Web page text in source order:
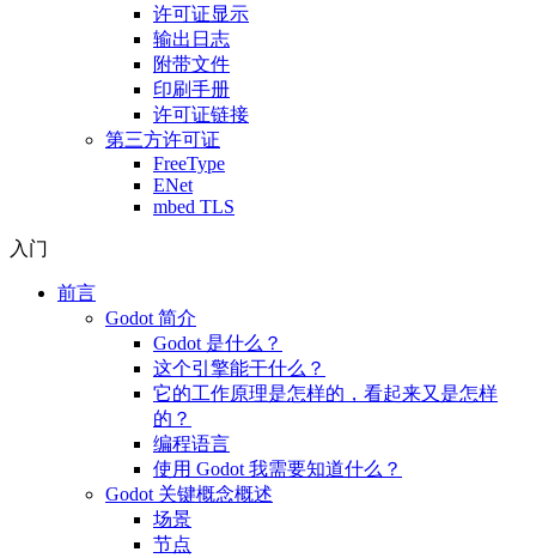
许可证显示
输出日志
附带文件
印刷手册
许可证链接
第三方许可证
FreeType
ENet
mbed TLS
入门
前言
Godot 简介
Godot 是什么？
这个引擎能干什么？
它的工作原理是怎样的，看起来又是怎样
的？
编程语言
使用 Godot 我需要知道什么？
Godot 关键概念概述
场景
节点